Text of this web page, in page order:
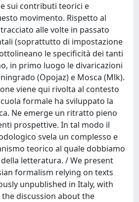
sui contributi teorici e
movimento. Rispetto al
alle volte in passato
(soprattutto di impostazione
le specificità dei tanti
in primo luogo le divaricazioni
(Opojaz) e Mosca (Mlk).
viene qui rivolta al contesto
formale ha sviluppato la
Ne emerge un ritratto pieno
prospettive. In tal modo il
svela un complesso e
teorico al quale dobbiamo
letteratura. / We present
formalism relying on texts
unpublished in Italy, with
discussion about the